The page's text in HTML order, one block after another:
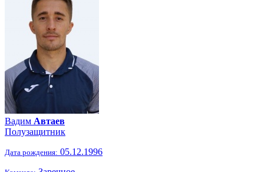
Вадим Автаев
Полузащитник
Дата рождения: 05.12.1996